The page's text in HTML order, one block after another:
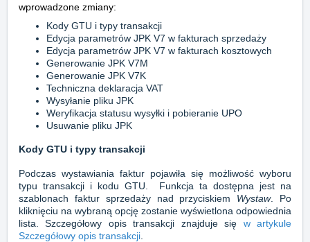
wprowadzone zmiany:
Kody GTU i typy transakcji
Edycja parametrów JPK V7 w fakturach sprzedaży
Edycja parametrów JPK V7 w fakturach kosztowych
Generowanie JPK V7M
Generowanie JPK V7K
Techniczna deklaracja VAT
Wysyłanie pliku JPK
Weryfikacja statusu wysyłki i pobieranie UPO
Usuwanie pliku JPK
Kody GTU i typy transakcji
Podczas wystawiania faktur pojawiła się możliwość wyboru
typu transakcji i kodu GTU. Funkcja ta dostępna jest na
szablonach faktur sprzedaży nad przyciskiem Wystaw. Po
kliknięciu na wybraną opcję zostanie wyświetlona odpowiednia
lista. Szczegółowy opis transakcji znajduje się
w artykule
Szczegółowy opis transakcji